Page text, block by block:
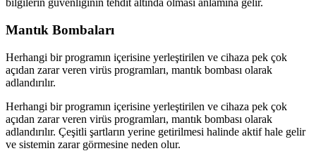
bilgilerin güvenliğinin tehdit altında olması anlamına gelir.
Mantık Bombaları
Herhangi bir programın içerisine yerleştirilen ve cihaza pek çok
açıdan zarar veren virüs programları, mantık bombası olarak
adlandırılır.
Herhangi bir programın içerisine yerleştirilen ve cihaza pek çok
açıdan zarar veren virüs programları, mantık bombası olarak
adlandırılır. Çeşitli şartların yerine getirilmesi halinde aktif hale gelir
ve sistemin zarar görmesine neden olur.